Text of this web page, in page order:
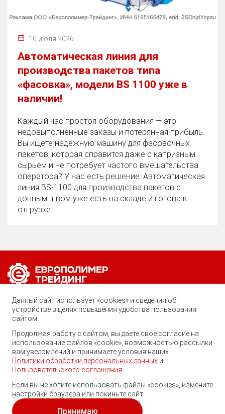
10 июля 2026
Автоматическая линия для
производства пакетов типа
«фасовка», модели BS 1100 уже в
наличии!
Каждый час простоя оборудования — это
недовыполненные заказы и потерянная прибыль.
Вы ищете надёжную машину для фасовочных
пакетов, которая справится даже с капризным
сырьём и не потребует частого вмешательства
оператора? У нас есть решение. Автоматическая
линия BS‑1100 для производства пакетов с
донным швом уже есть на складе и готова к
отгрузке.
Позвоните нам по любому вопросу:
8 (800) 222-40-61
Ростов-на-Дону, ул. Вавилова, 59
trade@ep-group.ru
© 2010-2024. Европолимер-Трейдинг.
Все права защищены.
Данный сайт использует «cookies» и сведения об
устройстве в целях повышения удобства пользования
сайтом.
Продолжая работу с сайтом, вы даете свое согласие на
использование файлов «cookie», возможностью рассылки
вам уведомлений и принимаете условия наших
Политики обработки персональных данных и
Пользовательского соглашения
Если вы не хотите использовать файлы «cookies», измените
настройки браузера или покиньте сайт.
Принимаю